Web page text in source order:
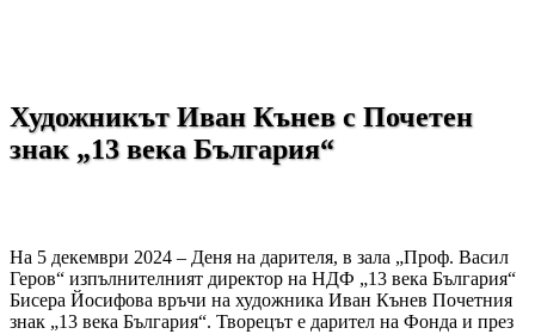
Художникът Иван Кънев с Почетен
знак „13 века България“
На 5 декември 2024 – Деня на дарителя, в зала „Проф. Васил
Геров“ изпълнителният директор на НДФ „13 века България“
Бисера Йосифова връчи на художника Иван Кънев Почетния
знак „13 века България“. Творецът е дарител на Фонда и през